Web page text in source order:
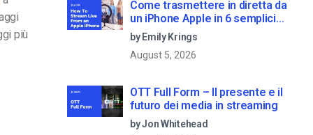
più
Come trasmettere in diretta da
un iPhone Apple in 6 semplici
passi
by Emily Krings
August 5, 2026
OTT Full Form – Il presente e il
futuro dei media in streaming
by Jon Whitehead